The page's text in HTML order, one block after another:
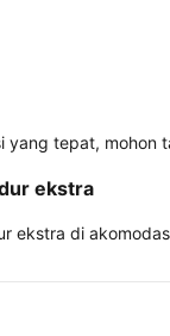
tepat,
ekstra
ekstra di